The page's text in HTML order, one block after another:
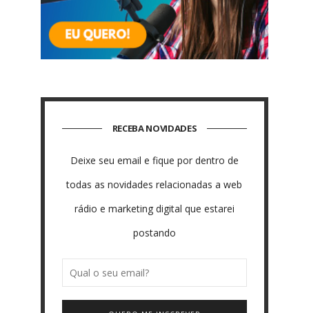
RECEBA NOVIDADES
Deixe seu email e fique por dentro de
todas as novidades relacionadas a web
rádio e marketing digital que estarei
postando